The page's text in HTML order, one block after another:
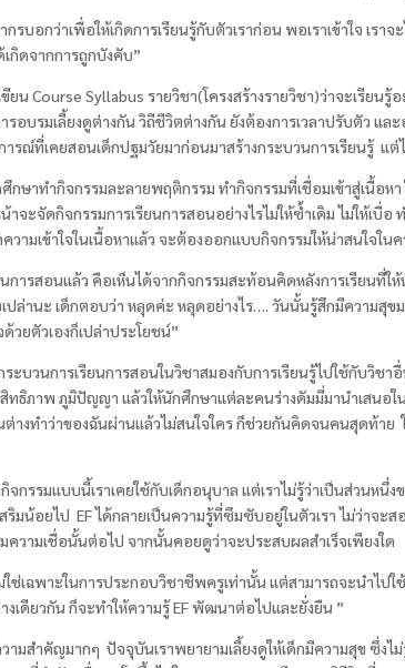
รบอกว่าเพื่อให้เกิดการเรียนรู้กับตัวเราก่อน พอเราเข้าใจ เร
เกิดจากการถูกบังคับ”
ยน Course Syllabus รายวิชา(โครงสร้างรายวิชา)ว่าจะเรียน
รอบรมเลี้ยงดูต่างกัน วิถีชีวิตต่างกัน ยังต้องการเวลาปรับตัว
ารณ์ที่เคยสอนเด็กปฐมวัยมาก่อนมาสร้างกระบวนการเรียนรู้
ศึกษาทำกิจกรรมละลายพฤติกรรม ทำกิจกรรมที่เชื่อมเข้าสู่เนื้
จะจัดกิจกรรมการเรียนการสอนอย่างไรไม่ให้ซ้ำเดิม ไม่ให้เบื่
ามเข้าใจในเนื้อหาแล้ว จะต้องออกแบบกิจกรรมให้น่าสนใจใ
การสอนแล้ว คือเห็นได้จากกิจกรรมสะท้อนคิดหลังการเรียนที่ใ
ปล่านะ เด็กตอบว่า หลุดค่ะ หลุดอย่างไร…. วันนั้นรู้สึกมีความสุข
วยตัวเองก็เปล่าประโยชน์”
บวนการเรียนการสอนในวิชาสมองกับการเรียนรู้ไปใช้กับวิช
สิทธิภาพ ภูมิปัญญา แล้วให้นักศึกษาแต่ละคนร่างดัมมี่มานำเสนอ
างทำว่าของฉันผ่านแล้วไม่สนใจใคร ก็ช่วยกันคิดจนคนสุดท้า
รรมแบบนี้เราเคยใช้กับเด็กอนุบาล แต่เราไม่รู้ว่าเป็นส่วนหนึ่ง
สริมน้อยไปEFได้กลายเป็นความรู้ที่ซึมซับอยู่ในตัวเรา ไม่ว่าจะ
มความเชื่อนั้นต่อไป จากนั้นคอยดูว่าจะประสบผลสำเร็จเพียงใด
ใช่เฉพาะในการประกอบวิชาชีพครูเท่านั้น แต่สามารถจะนำ
เดียวกัน ก็จะทำให้ความรู้EFพัฒนาต่อไปและยั่งยืน ”
มสำคัญมากๆ ปัจจุบันเราพยายามเลี้ยงดูให้เด็กมีความสุข ซึ่ง